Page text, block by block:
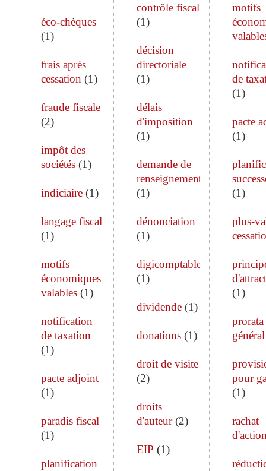
éco-chèques
(1)
frais après
cessation (1)
fraude fiscale
(2)
impôt des
sociétés (1)
indiciaire (1)
langage fiscal
(1)
motifs
économiques
valables (1)
notification
de taxation
(1)
pacte adjoint
(1)
paradis fiscal
(1)
planification
contrôle fiscal
(1)
décision
directoriale
(1)
délais
d'imposition
(1)
demande de
renseignements
(1)
dénonciation
(1)
digicomptable
(1)
dividende(1)
donations(1)
droit de visite
(2)
droits
d'auteur(2)
EIP (1)
motifs
de
(1)
pacte
(1)
(1)
plus-
(1)
prorata
général
pour
(1)
rachat